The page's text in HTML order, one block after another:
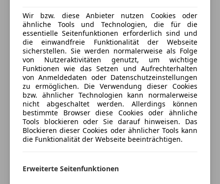
Regensensor
Sitzheizung
Start/Stop-Automatik
Tempomat
Unterhaltung/Media
Bluetooth
CD
Radio
Soundsystem
USB
W-Lan / Wifi Hotspot
Freischaden-Gutschein ab Stufe 0
Auto einfach online versichern & Rabatt holen
Jetzt berechnen
Verkäufer Privat
4020 4070, AT
Anbieter kontaktieren
Wir bzw. diese Anbieter nutzen Cookies oder
ähnliche Tools und Technologien, die für die
essentielle Seitenfunktionen erforderlich sind und
die einwandfreie Funktionalität der Webseite
sicherstellen. Sie werden normalerweise als Folge
von Nutzeraktivitäten genutzt, um wichtige
Funktionen wie das Setzen und Aufrechterhalten
von Anmeldedaten oder Datenschutzeinstellungen
zu ermöglichen. Die Verwendung dieser Cookies
bzw. ähnlicher Technologien kann normalerweise
nicht abgeschaltet werden. Allerdings können
bestimmte Browser diese Cookies oder ähnliche
Tools blockieren oder Sie darauf hinweisen. Das
Blockieren dieser Cookies oder ähnlicher Tools kann
die Funktionalität der Webseite beeinträchtigen.
Erweiterte Seitenfunktionen